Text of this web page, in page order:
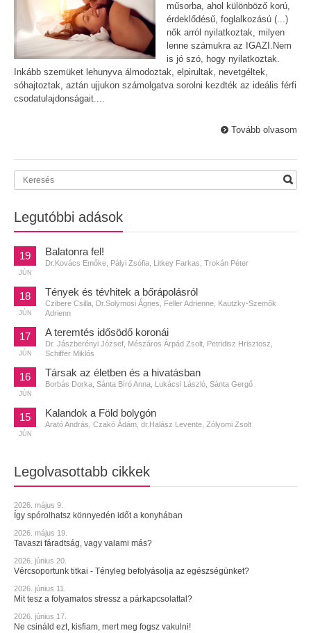
műsorba, ahol különböző korú,
érdeklődésű, foglalkozású (...)
nők arról nyilatkoztak, milyen
lenne számukra az IGAZI.Nem
is jó szó, hogy nyilatkoztak.
Inkább szemüket lehunyva álmodoztak, elpirultak, nevetgéltek,
sóhajtoztak, aztán ujjukon számolgatva sorolni kezdték az ideális férfi
csodatulajdonságait....
Tovább olvasom
Legutóbbi adások
19
JÚN
Balatonra fel!
Dr.Kovács Emőke, Pályi Zsófia, Litkey Farkas, Trokán Péter
18
JÚN
Tények és tévhitek a bőrápolásról
Czibere Csilla, Dr.Solymosi Ágnes, Feller Adrienne, Kautzky-Szemők
Adrienn
17
JÚN
A teremtés idősödő koronái
Dr. Jászberényi József, Mészáros Árpád Zsolt, Petridisz Hrisztosz,
Schiffer Miklós
16
JÚN
Társak az életben és a hivatásban
Borbás Dorka, Sánta Bíró Anna, Lukácsi László, Sánta Gergő
15
JÚN
Kalandok a Föld bolygón
Arató András, Czakó Ádám, dr.Halász Levente, Zólyomi Zsolt
Legolvasottabb cikkek
2026. május 9.
Így spórolhatsz könnyedén időt a konyhában
2026. május 19.
Tavaszi fáradtság, vagy valami más?
2026. június 20.
Vércsoportunk titkai - Tényleg befolyásolja az egészségünket?
2026. június 11.
Mit tesz a folyamatos stressz a párkapcsolattal?
2026. június 17.
Ne csináld ezt, kisfiam, mert meg fogsz vakulni!